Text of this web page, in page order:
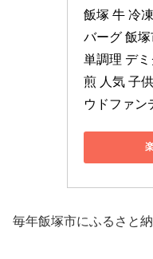
飯塚 牛 冷
バーグ 飯
単調理 デ
煎 人気 子
ウドファン
毎年飯塚市にふるさと